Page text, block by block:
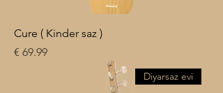
Cure ( Kinder saz )
السعر
Diyarsaz evi